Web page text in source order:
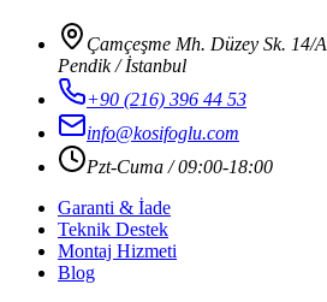
Çamçeşme Mh. Düzey Sk. 14/A
Pendik / İstanbul
+90 (216) 396 44 53
info@kosifoglu.com
Pzt-Cuma / 09:00-18:00
Garanti & İade
Teknik Destek
Montaj Hizmeti
Blog